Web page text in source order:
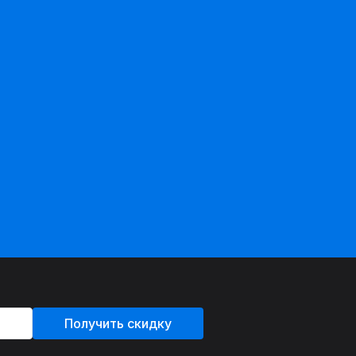
Получить скидку